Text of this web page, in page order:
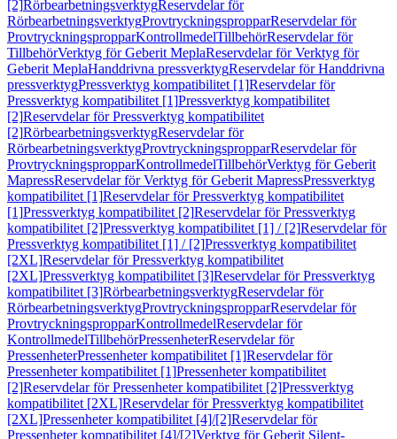
[2]RörbearbetningsverktygReservdelar för
RörbearbetningsverktygProvtryckningspropparReservdelar för
ProvtryckningspropparKontrollmedelTillbehörReservdelar för
TillbehörVerktyg för Geberit MeplaReservdelar för Verktyg för
Geberit MeplaHanddrivna pressverktygReservdelar för Handdrivna
pressverktygPressverktyg kompatibilitet [1]Reservdelar för
Pressverktyg kompatibilitet [1]Pressverktyg kompatibilitet
[2]Reservdelar för Pressverktyg kompatibilitet
[2]RörbearbetningsverktygReservdelar för
RörbearbetningsverktygProvtryckningspropparReservdelar för
ProvtryckningspropparKontrollmedelTillbehörVerktyg för Geberit
MapressReservdelar för Verktyg för Geberit MapressPressverktyg
kompatibilitet [1]Reservdelar för Pressverktyg kompatibilitet
[1]Pressverktyg kompatibilitet [2]Reservdelar för Pressverktyg
kompatibilitet [2]Pressverktyg kompatibilitet [1] / [2]Reservdelar för
Pressverktyg kompatibilitet [1] / [2]Pressverktyg kompatibilitet
[2XL]Reservdelar för Pressverktyg kompatibilitet
[2XL]Pressverktyg kompatibilitet [3]Reservdelar för Pressverktyg
kompatibilitet [3]RörbearbetningsverktygReservdelar för
RörbearbetningsverktygProvtryckningspropparReservdelar för
ProvtryckningspropparKontrollmedelReservdelar för
KontrollmedelTillbehörPressenheterReservdelar för
PressenheterPressenheter kompatibilitet [1]Reservdelar för
Pressenheter kompatibilitet [1]Pressenheter kompatibilitet
[2]Reservdelar för Pressenheter kompatibilitet [2]Pressverktyg
kompatibilitet [2XL]Reservdelar för Pressverktyg kompatibilitet
[2XL]Pressenheter kompatibilitet [4]/[2]Reservdelar för
Pressenheter kompatibilitet [4]/[2]Verktyg för Geberit Silent-